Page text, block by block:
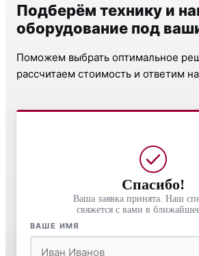
Подберём технику и
оборудование под
Поможем выбрать оптимальное
рассчитаем стоимость и ответим
Спасибо!
Ваша заявка принята. Наш
свяжется с вами в
ВАШЕ ИМЯ